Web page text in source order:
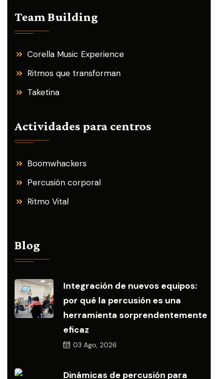
Team Building
Corella Music Experience
Ritmos que transforman
Taketina
Actividades para centros
Boomwhackers
Percusión corporal
Ritmo Vital
Blog
Integración de nuevos equipos:
por qué la percusión es una
herramienta sorprendentemente
eficaz
03 Ago, 2026
Dinámicas de percusión para